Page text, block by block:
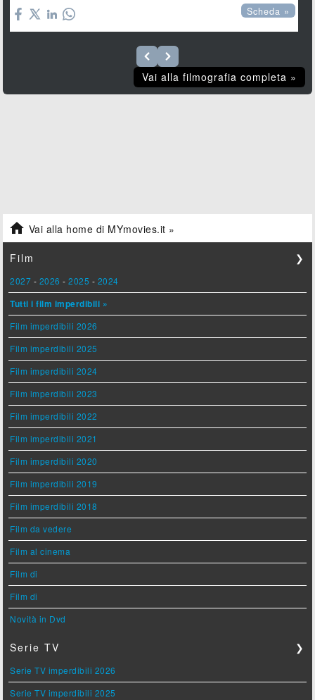
Scheda »
Vai alla filmografia completa »
 Vai alla home di MYmovies.it »
Film ❯
2027 - 2026 -2025 - 2024
Tutti i film imperdibili »
Film imperdibili 2026
Film imperdibili 2025
Film imperdibili 2024
Film imperdibili 2023
Film imperdibili 2022
Film imperdibili 2021
Film imperdibili 2020
Film imperdibili 2019
Film imperdibili 2018
Film da vedere
Film al cinema
Film di
Film di
Novità in Dvd
Serie TV ❯
Serie TV imperdibili 2026
Serie TV imperdibili 2025